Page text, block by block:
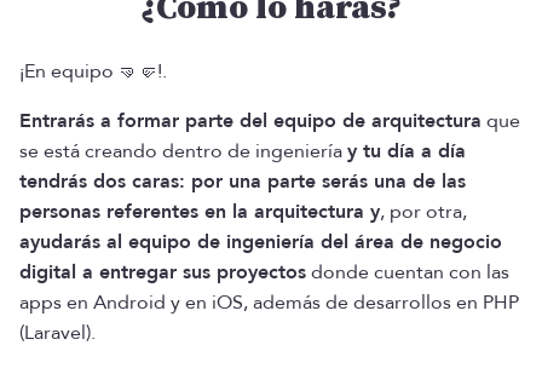
¡En equipo 🤜🤛!.
Entrarás a formar parte del equipo de arquitectura que
se está creando dentro de ingenieríay tu día a día
tendrás dos caras: por una parte serás una de las
personas referentes en la arquitectura y, por otra,
ayudarás al equipo de ingeniería del área de negocio
digital a entregar sus proyectosdonde cuentan con las
apps en Android y en iOS, además de desarrollos en PHP
(Laravel).